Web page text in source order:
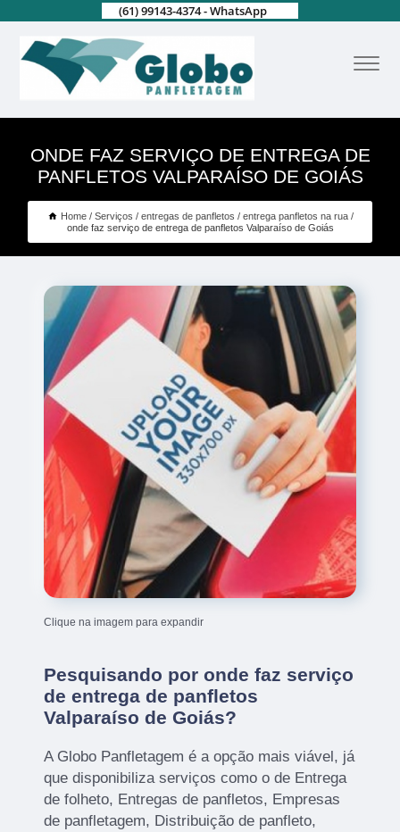
(61) 99143-4374 - WhatsApp
ONDE FAZ SERVIÇO DE ENTREGA DE
PANFLETOS VALPARAÍSO DE GOIÁS
Home Serviços entregas de panfletos
entrega panfletos na rua
onde faz serviço de entrega de panfletos Valparaíso de Goiás
Clique na imagem para expandir
Pesquisando por onde faz serviço
de entrega de panfletos
Valparaíso de Goiás?
A Globo Panfletagem é a opção mais viável, já
que disponibiliza serviços como o de Entrega
de folheto, Entregas de panfletos, Empresas
de panfletagem, Distribuição de panfleto,